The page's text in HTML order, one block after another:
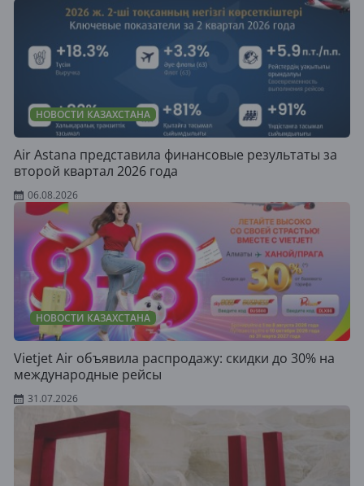
НОВОСТИ КАЗАХСТАНА
Air Astana представила финансовые результаты за
второй квартал 2026 года
06.08.2026
НОВОСТИ КАЗАХСТАНА
Vietjet Air объявила распродажу: скидки до 30% на
международные рейсы
31.07.2026